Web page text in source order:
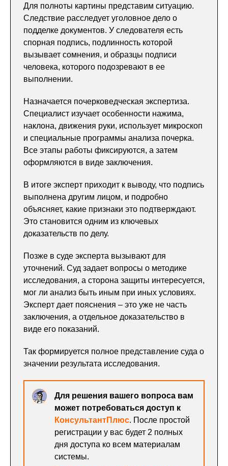
Для полноты картины представим ситуацию.
Следствие расследует уголовное дело о
подделке документов. У следователя есть
спорная подпись, подлинность которой
вызывает сомнения, и образцы подписи
человека, которого подозревают в ее
выполнении.
Назначается почерковедческая экспертиза.
Специалист изучает особенности нажима,
наклона, движения руки, использует микроскоп
и специальные программы анализа почерка.
Все этапы работы фиксируются, а затем
оформляются в виде заключения.
В итоге эксперт приходит к выводу, что подпись
выполнена другим лицом, и подробно
объясняет, какие признаки это подтверждают.
Это становится одним из ключевых
доказательств по делу.
Позже в суде эксперта вызывают для
уточнений. Суд задает вопросы о методике
исследования, а сторона защиты интересуется,
мог ли анализ быть иным при иных условиях.
Эксперт дает пояснения – это уже не часть
заключения, а отдельное доказательство в
виде его показаний.
Так формируется полное представление суда о
значении результата исследования.
Для решения вашего вопроса вам
может потребоваться доступ к
КонсультантПлюс. После простой
регистрации у вас будет 2 полных
дня доступа ко всем материалам
системы.